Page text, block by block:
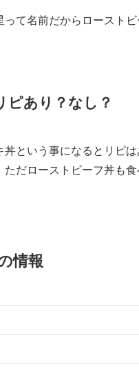
て名前だからロースト
ピあり？なし？
丼という事になるとリピ
だローストビーフ丼も食
情報